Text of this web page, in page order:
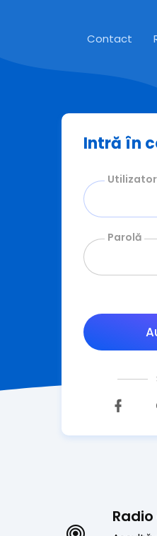
Contact
Intră în
Utilizator
Parolă